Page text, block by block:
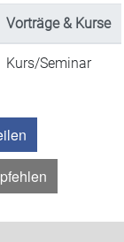
Vorträge & Kurse
Kurs/Seminar